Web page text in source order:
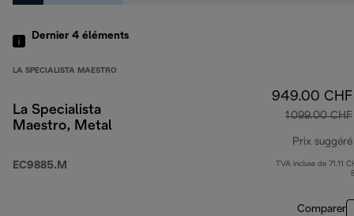
Dernier 4 éléments
LA SPECIALISTA MAESTRO
La Specialista
Maestro, Metal
EC9885.M
949.00 CHF
1 099.00 CHF
Prix suggéré
TVA incluse de 71.11
Comparer